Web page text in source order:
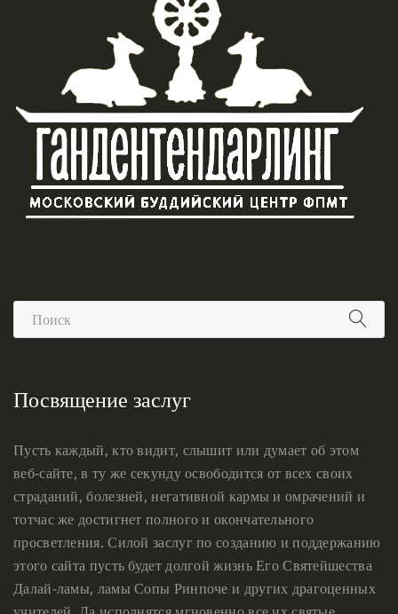
Посвящение заслуг
Пусть каждый, кто видит, слышит или думает об этом
веб-сайте, в ту же секунду освободится от всех своих
страданий, болезней, негативной кармы и омрачений и
тотчас же достигнет полного и окончательного
просветления. Силой заслуг по созданию и поддержанию
этого сайта пусть будет долгой жизнь Его Святейшества
Далай-ламы, ламы Сопы Ринпоче и других драгоценных